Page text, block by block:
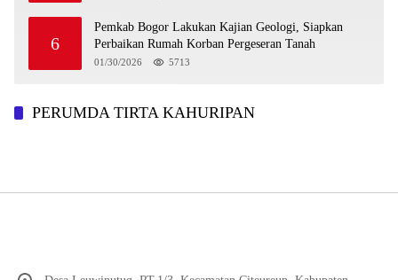
6
Pemkab Bogor Lakukan Kajian Geologi, Siapkan
Perbaikan Rumah Korban Pergeseran Tanah
01/30/2026 5713
PERUMDA TIRTA KAHURIPAN